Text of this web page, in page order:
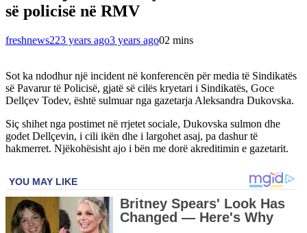
së policisë në RMV
freshnews223 years ago3 years ago02 mins
Sot ka ndodhur një incident në konferencën për media të Sindikatës
së Pavarur të Policisë, gjatë së cilës kryetari i Sindikatës, Goce
Dellçev Todev, është sulmuar nga gazetarja Aleksandra Dukovska.
Siç shihet nga postimet në rrjetet sociale, Dukovska sulmon dhe
godet Dellçevin, i cili ikën dhe i largohet asaj, pa dashur të
hakmerret. Njëkohësisht ajo i bën me dorë akreditimin e gazetarit.